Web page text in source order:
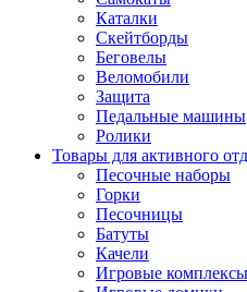
Каталки
Скейтборды
Беговелы
Веломобили
Защита
Педальные машины
Ролики
Товары для активного
Песочные наборы
Горки
Песочницы
Батуты
Качели
Игровые комплексы